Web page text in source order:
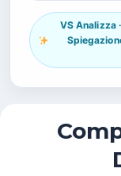
VS Analizza